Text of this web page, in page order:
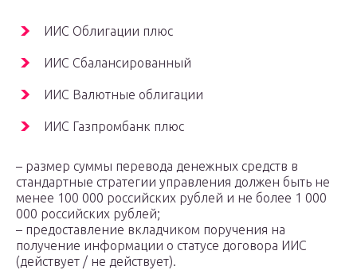
ИИС Облигации плюс
ИИС Сбалансированный
ИИС Валютные облигации
ИИС Газпромбанк плюс
– размер суммы перевода денежных средств в
стандартные стратегии управления должен быть не
менее 100 000 российских рублей и не более 1 000
000 российских рублей;
– предоставление вкладчиком поручения на
получение информации о статусе договора ИИС
(действует / не действует).